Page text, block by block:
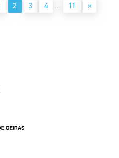
2 3 4 … 11 »